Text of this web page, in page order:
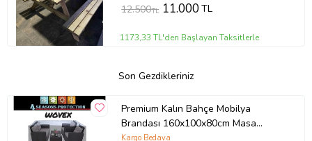
12.500TL 11.000TL
1173,33 TL'den Başlayan Taksitlerle
Son Gezdikleriniz
Premium Kalın Bahçe Mobilya
Brandası 160x100x80cm Masa
Sandalye Koruma Örtüsü Kılıf Gri Su
Kargo Bedava